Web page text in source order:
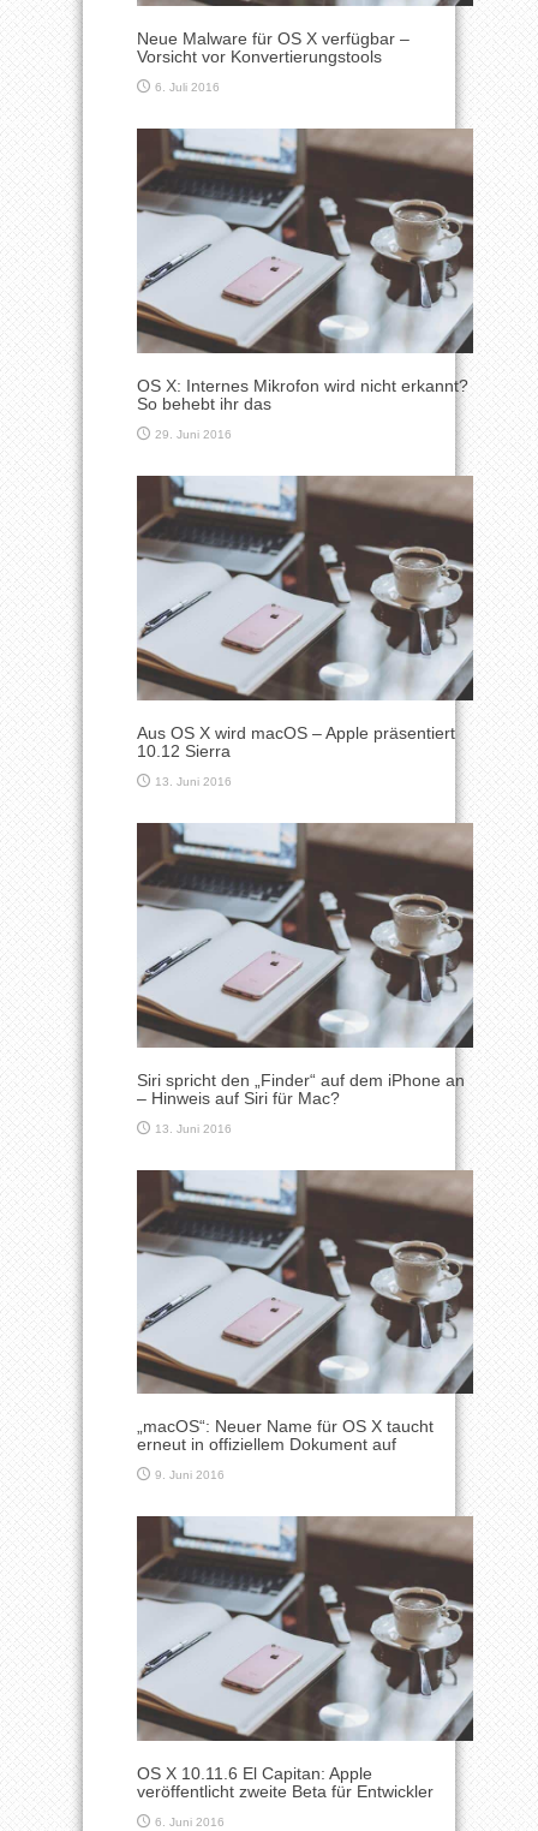
Neue Malware für OS X verfügbar –
Vorsicht vor Konvertierungstools
6. Juli 2016
OS X: Internes Mikrofon wird nicht erkannt?
So behebt ihr das
29. Juni 2016
Aus OS X wird macOS – Apple präsentiert
10.12 Sierra
13. Juni 2016
Siri spricht den „Finder“ auf dem iPhone an
– Hinweis auf Siri für Mac?
13. Juni 2016
„macOS“: Neuer Name für OS X taucht
erneut in offiziellem Dokument auf
9. Juni 2016
OS X 10.11.6 El Capitan: Apple
veröffentlicht zweite Beta für Entwickler
6. Juni 2016